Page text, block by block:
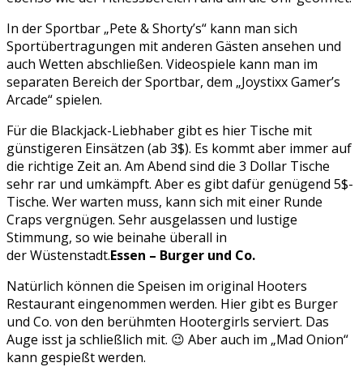
In der Sportbar „Pete & Shorty’s“ kann man sich
Sportübertragungen mit anderen Gästen ansehen und
auch Wetten abschließen. Videospiele kann man im
separaten Bereich der Sportbar, dem „Joystixx Gamer’s
Arcade“ spielen.
Für die Blackjack-Liebhaber gibt es hier Tische mit
günstigeren Einsätzen (ab 3$). Es kommt aber immer auf
die richtige Zeit an. Am Abend sind die 3 Dollar Tische
sehr rar und umkämpft. Aber es gibt dafür genügend 5$-
Tische. Wer warten muss, kann sich mit einer Runde
Craps vergnügen. Sehr ausgelassen und lustige
Stimmung, so wie beinahe überall in
der Wüstenstadt.Essen – Burger und Co.
Natürlich können die Speisen im original Hooters
Restaurant eingenommen werden. Hier gibt es Burger
und Co. von den berühmten Hootergirls serviert. Das
Auge isst ja schließlich mit. 😉 Aber auch im „Mad Onion“
kann gespießt werden.